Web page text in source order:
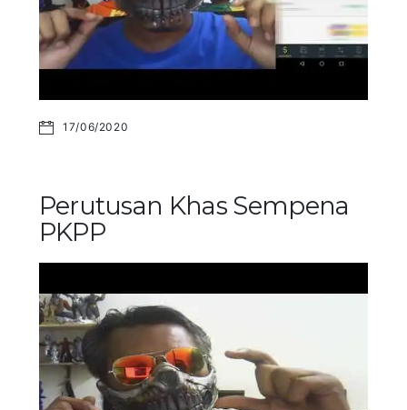
17/06/2020
Perutusan Khas Sempena
PKPP